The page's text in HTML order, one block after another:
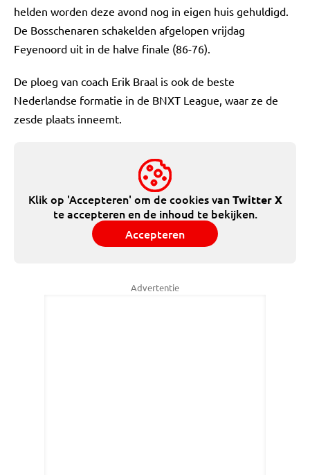
helden worden deze avond nog in eigen huis gehuldigd.
De Bosschenaren schakelden afgelopen vrijdag
Feyenoord uit in de halve finale (86-76).
De ploeg van coach Erik Braal is ook de beste
Nederlandse formatie in de BNXT League, waar ze de
zesde plaats inneemt.
Klik op 'Accepteren' om de cookies vanTwitter X
te accepteren en de inhoud te bekijken.
Accepteren
Advertentie